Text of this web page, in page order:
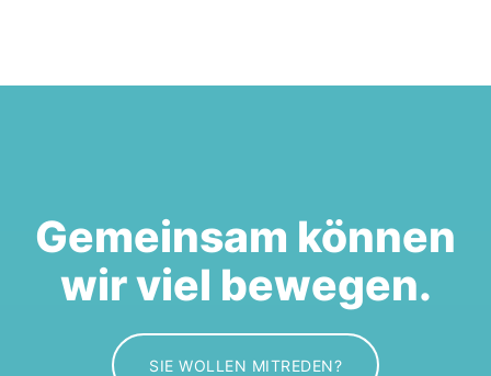
Gemeinsam können
wir viel bewegen.
SIE WOLLEN MITREDEN?